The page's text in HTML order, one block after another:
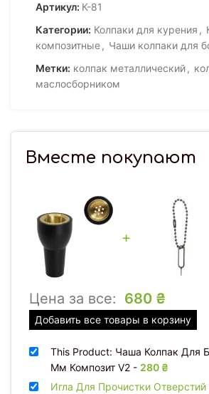
Артикул: К-81
Категории: Колпаки для курения ,
композитные, Чаши колпаки для
Метки: колпак металлический,
маслосборником
Вместе покупают
+
Цена за все: 680 ₴
Добавить все товары в корзину
This Product: Чаша Колпак Для
Мм Композит V2 - 280 ₴
Игла Для Прочистки Отверстий